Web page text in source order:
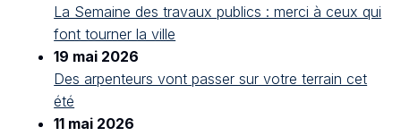
La Semaine des travaux publics : merci à ceux qui
font tourner la ville
19 mai 2026
Des arpenteurs vont passer sur votre terrain cet
été
11 mai 2026